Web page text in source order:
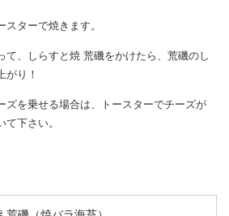
ターで焼きます。
て、しらすと焼 荒磯をかけたら、荒磯のし
がり！
ズを乗せる場合は、トースターでチーズが
下さい。